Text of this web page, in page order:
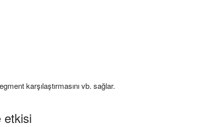
karşılaştırmasını vb. sağlar.
etkisi